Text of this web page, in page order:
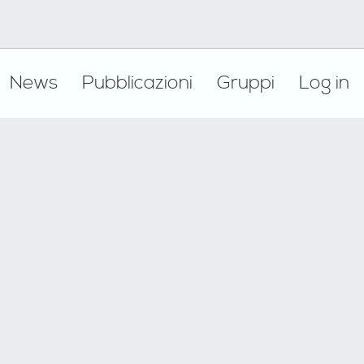
News Pubblicazioni Gruppi Log in